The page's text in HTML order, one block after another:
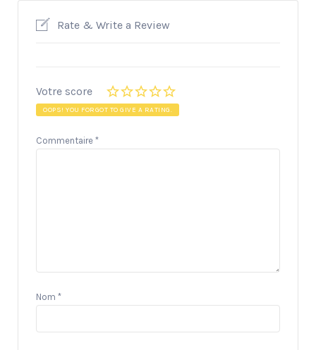
Rate & Write a Review
Votre score
OOPS! YOU FORGOT TO GIVE A RATING.
Commentaire *
Nom *